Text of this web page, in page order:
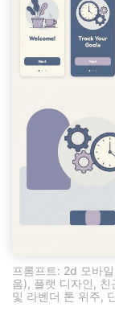
프롬프트: 2d 모바
음), 플랫 디자인,
및 라벤더 톤 위주,